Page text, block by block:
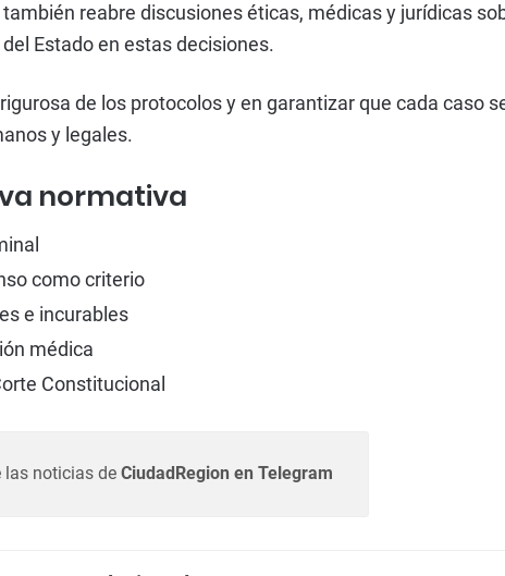
reabre discusiones éticas, médicas y jurídicas
Estado en estas decisiones.
de los protocolos y en garantizar que cada caso
y legales.
normativa
como criterio
e incurables
médica
Constitucional
las noticias de CiudadRegion en Telegram